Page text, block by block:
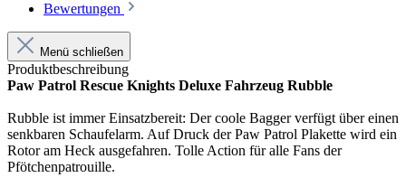
Bewertungen
Menü schließen
Produktbeschreibung
Paw Patrol Rescue Knights Deluxe Fahrzeug Rubble
Rubble ist immer Einsatzbereit: Der coole Bagger verfügt über einen
senkbaren Schaufelarm. Auf Druck der Paw Patrol Plakette wird ein
Rotor am Heck ausgefahren. Tolle Action für alle Fans der
Pfötchenpatrouille.